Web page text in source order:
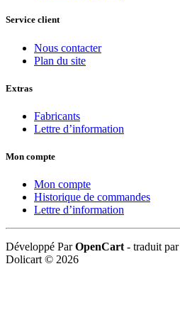
Service client
Nous contacter
Plan du site
Extras
Fabricants
Lettre d’information
Mon compte
Mon compte
Historique de commandes
Lettre d’information
Développé ParOpenCart - traduit par
Dolicart © 2026